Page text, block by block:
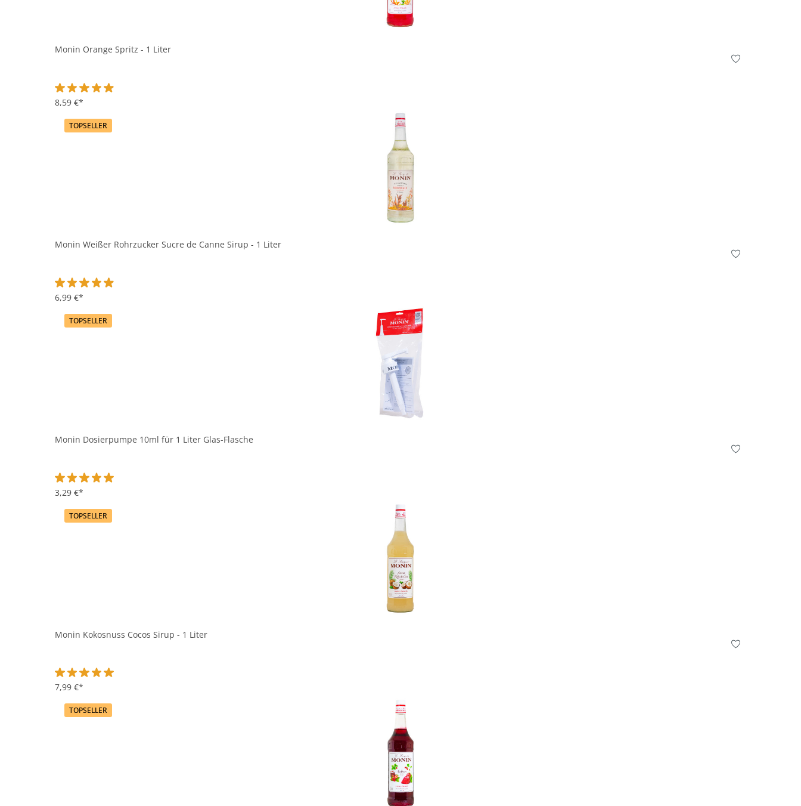
Monin Orange Spritz - 1 Liter
Durchschnittliche Bewertung von 4.9 von 5 Sternen
8,59 €*
In den Korb
TOPSELLER
Monin Weißer Rohrzucker Sucre de Canne Sirup - 1 Liter
Durchschnittliche Bewertung von 4.9 von 5 Sternen
6,99 €*
In den Korb
TOPSELLER
Monin Dosierpumpe 10ml für 1 Liter Glas-Flasche
Durchschnittliche Bewertung von 5 von 5 Sternen
3,29 €*
In den Korb
TOPSELLER
Monin Kokosnuss Cocos Sirup - 1 Liter
Durchschnittliche Bewertung von 5 von 5 Sternen
7,99 €*
In den Korb
TOPSELLER
In den Korb